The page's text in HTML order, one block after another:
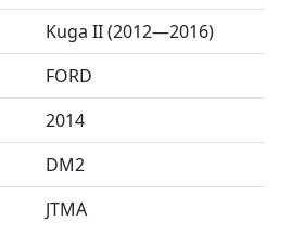
Kuga II (2012—2016)
FORD
2014
DM2
JTMA